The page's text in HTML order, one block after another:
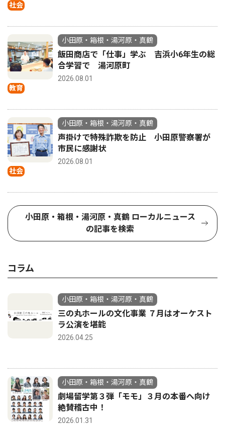
社会
教育
小田原・箱根・湯河原・真鶴
飯田商店で「仕事」学ぶ 吉浜小6年生の総
合学習で 湯河原町
2026.08.01
社会
小田原・箱根・湯河原・真鶴
声掛けで特殊詐欺を防止 小田原警察署が
市民に感謝状
2026.08.01
小田原・箱根・湯河原・真鶴 ローカルニュース
の記事を検索
コラム
小田原・箱根・湯河原・真鶴
三の丸ホールの文化事業 ７月はオーケスト
ラ公演を堪能
2026.04.25
小田原・箱根・湯河原・真鶴
劇場留学第３弾「モモ」３月の本番へ向け
絶賛稽古中！
2026.01.31